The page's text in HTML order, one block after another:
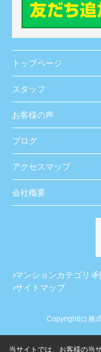
トップページ
スタッフ
お客様の声
ブログ
アクセスマップ
会社概要
マンションカテゴリ
サイトマップ
Copyright(c) 株
当サイトでは、お客様の当